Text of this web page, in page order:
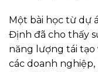
Một bài học từ dự
Định đã cho thấy
năng lượng tái tạo
các doanh